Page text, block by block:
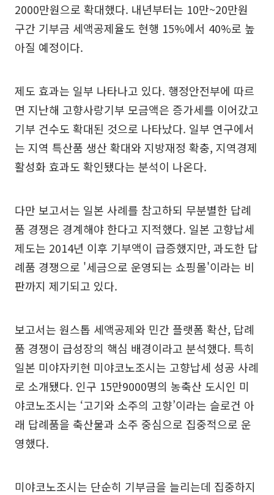
2000만원으로 확대했다. 내년부터는 10만~20만원
구간 기부금 세액공제율도 현행 15%에서 40%로 높
아질 예정이다.
제도 효과는 일부 나타나고 있다. 행정안전부에 따르
면 지난해 고향사랑기부 모금액은 증가세를 이어갔고
기부 건수도 확대된 것으로 나타났다. 일부 연구에서
는 지역 특산품 생산 확대와 지방재정 확충, 지역경제
활성화 효과도 확인됐다는 분석이 나온다.
다만 보고서는 일본 사례를 참고하되 무분별한 답례
품 경쟁은 경계해야 한다고 지적했다. 일본 고향납세
제도는 2014년 이후 기부액이 급증했지만, 과도한 답
례품 경쟁으로 '세금으로 운영되는 쇼핑몰'이라는 비
판까지 제기되고 있다.
보고서는 원스톱 세액공제와 민간 플랫폼 확산, 답례
품 경쟁이 급성장의 핵심 배경이라고 분석했다. 특히
일본 미야자키현 미야코노조시는 고향납세 성공 사례
로 소개됐다. 인구 15만9000명의 농축산 도시인 미
야코노조시는 ‘고기와 소주의 고향’이라는 슬로건 아
래 답례품을 축산물과 소주 중심으로 집중적으로 운
영했다.
미야코노조시는 단순히 기부금을 늘리는데 집중하지